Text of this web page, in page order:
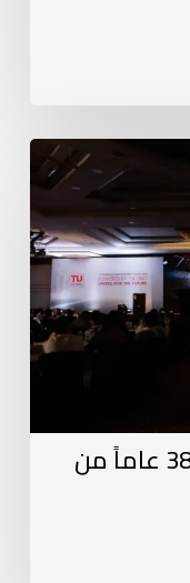
TEBA UNITED تحتفل بـ 38 عاماً من